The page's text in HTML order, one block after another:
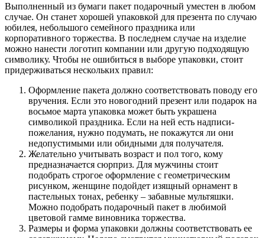
Выполненный из бумаги пакет подарочный уместен в любом
случае. Он станет хорошей упаковкой для презента по случаю
юбилея, небольшого семейного праздника или
корпоративного торжества. В последнем случае на изделие
можно нанести логотип компании или другую подходящую
символику. Чтобы не ошибиться в выборе упаковки, стоит
придерживаться нескольких правил:
Оформление пакета должно соответствовать поводу его
вручения. Если это новогодний презент или подарок на
восьмое марта упаковка может быть украшена
символикой праздника. Если на ней есть надписи-
пожелания, нужно подумать, не покажутся ли они
недопустимыми или обидными для получателя.
Желательно учитывать возраст и пол того, кому
предназначается сюрприз. Для мужчины стоит
подобрать строгое оформление с геометрическим
рисунком, женщине подойдет изящный орнамент в
пастельных тонах, ребенку – забавные мультяшки.
Можно подобрать подарочный пакет в любимой
цветовой гамме виновника торжества.
Размеры и форма упаковки должны соответствовать ее